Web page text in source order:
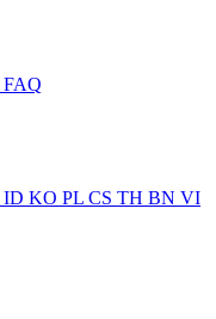
FAQ
ID KO PL CS TH BN VI